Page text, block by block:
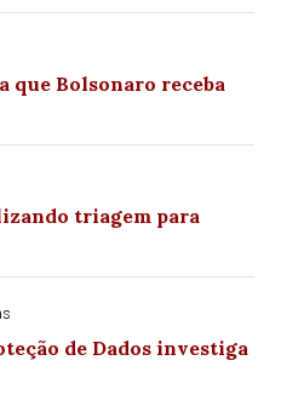
que Bolsonaro receba
triagem para
de Dados investiga